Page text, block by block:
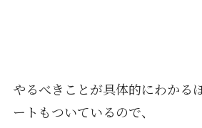
やるべきことが具体的にわかる
ートもついているので、